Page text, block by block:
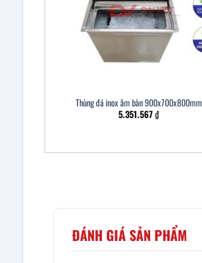
Thùng đá inox âm bàn 900x700x800mm
5.351.567₫
ĐÁNH GIÁ SẢN PHẨM